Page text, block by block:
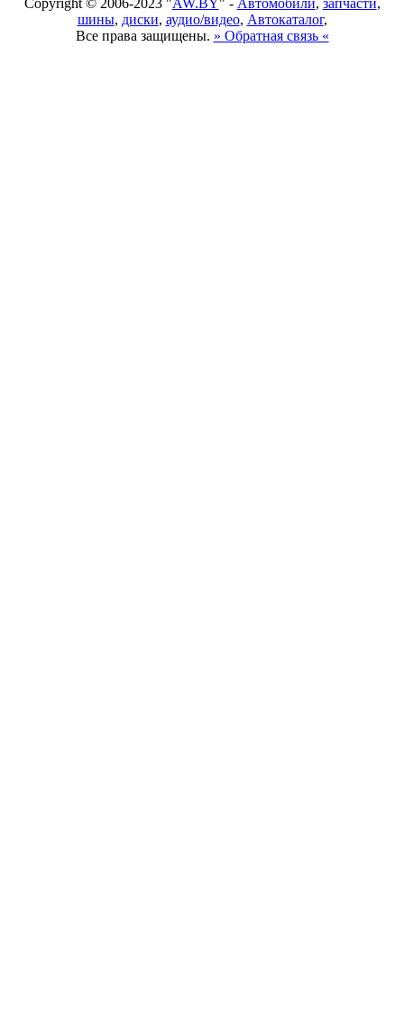
Copyright © 2006-2023 "AW.BY " - Автомобили, запчасти,
шины, диски, аудио/видео, Автокаталог,
Все права защищены. » Обратная связь «